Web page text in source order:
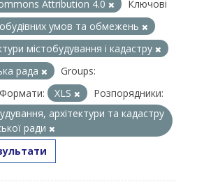
Attribution 4.0
Ключові
умов та обмежень
містобудування і кадастру
рада
Groups:
Формати: XLS
Розпорядники:
архітектури та кадастру
ради